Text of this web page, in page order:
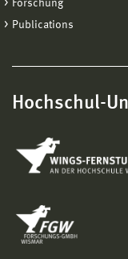
Forschung
Publications
Hochschul-